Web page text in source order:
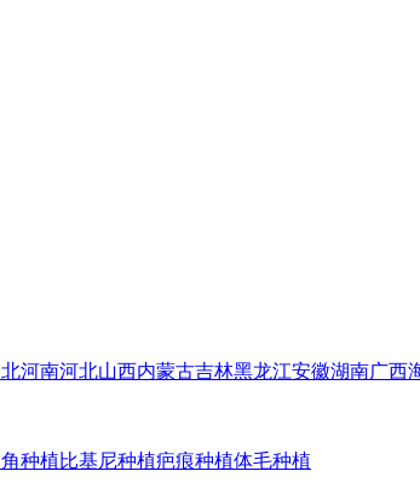
河南河北山西内蒙古吉林黑龙江安徽湖南广西
种植比基尼种植疤痕种植体毛种植